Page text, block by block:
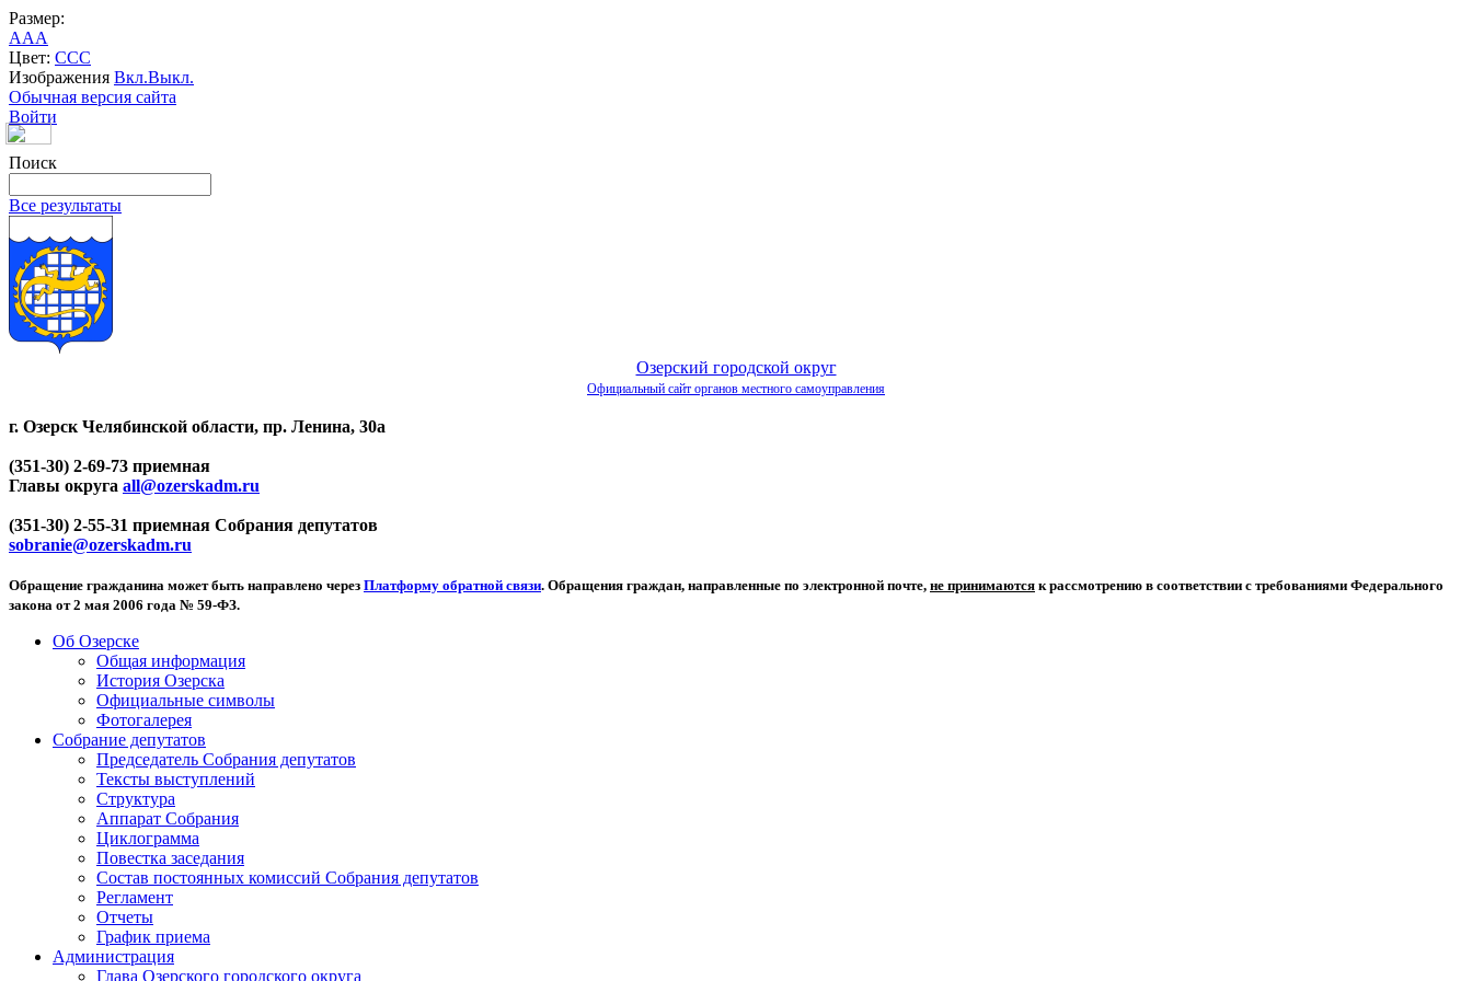
Размер:
AAA
Цвет: CCC
Изображения Вкл.Выкл.
Обычная версия сайта
Войти
Поиск
Все результаты
Озерский городской округ
Официальный сайт органов местного самоуправления
г. Озерск Челябинской области, пр. Ленина, 30а
(351-30) 2-69-73 приемная
Главы округа all@ozerskadm.ru
(351-30) 2-55-31 приемная Собрания депутатов
sobranie@ozerskadm.ru
Обращение гражданина может быть направлено через Платформу обратной связи. Обращения граждан, направленные по электронной почте, не принимаются к рассмотрению в соответствии с требованиями Федерального
закона от 2 мая 2006 года № 59-ФЗ.
Об Озерске
Общая информация
История Озерска
Официальные символы
Фотогалерея
Собрание депутатов
Председатель Собрания депутатов
Тексты выступлений
Структура
Аппарат Собрания
Циклограмма
Повестка заседания
Состав постоянных комиссий Собрания депутатов
Регламент
Отчеты
График приема
Администрация
Глава Озерского городского округа